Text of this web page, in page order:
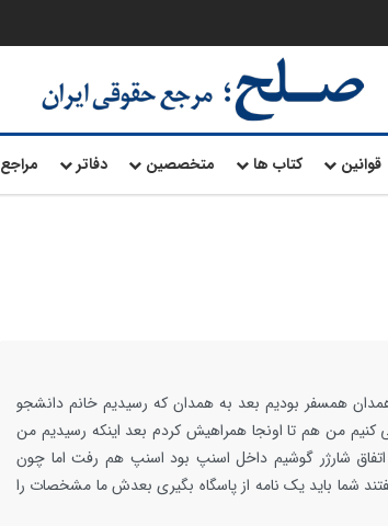
قوانین کتاب ها متخصصین دفاتر مراجع
همسفر بودیم بعد به همدان که رسیدیم خانم دانشجو
کنیم من هم تا اونجا همراهیش کردم بعد اینکه رسیدیم من
شارژر گوشیم داخل اسنپ بود اسنپ هم رفت اما چون
شما باید یک نامه از پاسگاه بگیری بعدش ما مشخصات را